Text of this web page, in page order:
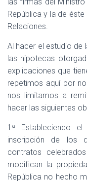
República y la de
Relaciones.
Al hacer el estudio de
las hipotecas
explicaciones que
repetimos aquí por
nos limitamos a
hacer las siguientes
1ª Estableciendo
inscripción de los
contratos
modifican la
República no hecho